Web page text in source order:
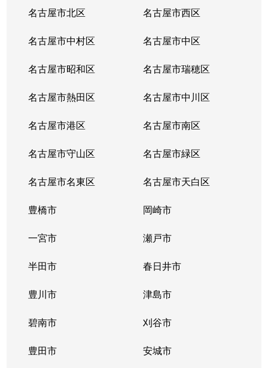
名古屋市北区 名古屋市西区
名古屋市中村区 名古屋市中区
名古屋市昭和区 名古屋市瑞穂区
名古屋市熱田区 名古屋市中川区
名古屋市港区 名古屋市南区
名古屋市守山区 名古屋市緑区
名古屋市名東区 名古屋市天白区
豊橋市 岡崎市
一宮市 瀬戸市
半田市 春日井市
豊川市 津島市
碧南市 刈谷市
豊田市 安城市